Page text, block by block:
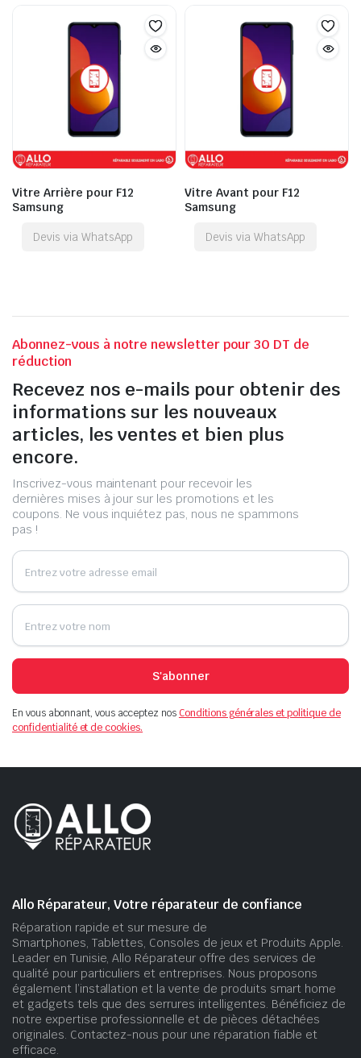
Vitre Arrière pour F12
Samsung
Devis via WhatsApp
Vitre Avant pour F12
Samsung
Devis via WhatsApp
Abonnez-vous à notre newsletter pour 30 DT de
réduction
Recevez nos e-mails pour obtenir des
informations sur les nouveaux
articles, les ventes et bien plus
encore.
Inscrivez-vous maintenant pour recevoir les
dernières mises à jour sur les promotions et les
coupons. Ne vous inquiétez pas, nous ne spammons
pas !
S'abonner
En vous abonnant, vous acceptez nosConditions générales et politique de
confidentialité et de cookies.
Allo Réparateur, Votre réparateur de confiance
Réparation rapide et sur mesure de
Smartphones, Tablettes, Consoles de jeux et Produits Apple.
Leader en Tunisie, Allo Réparateur offre des services de
qualité pour particuliers et entreprises. Nous proposons
également l’installation et la vente de produits smart home
et gadgets tels que des serrures intelligentes. Bénéficiez de
notre expertise professionnelle et de pièces détachées
originales. Contactez-nous pour une réparation fiable et
efficace.